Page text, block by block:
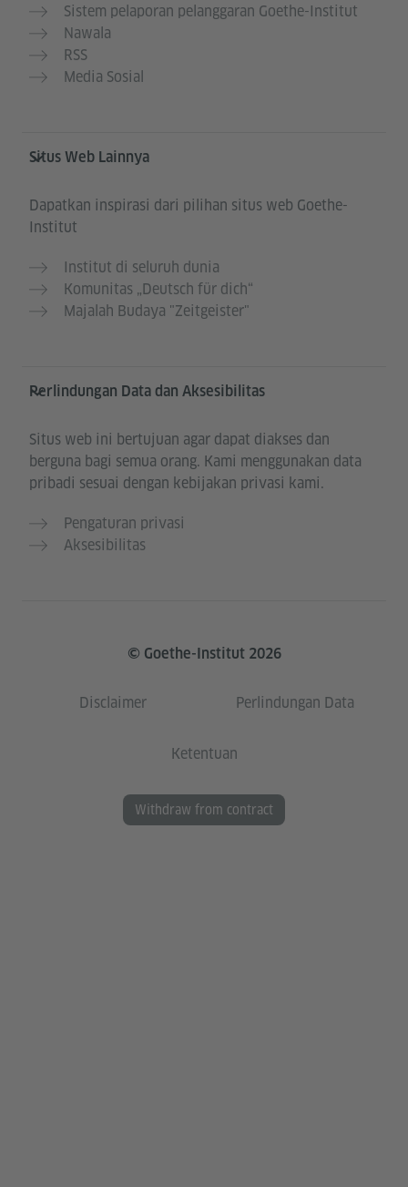
Sistem pelaporan pelanggaran Goethe-Institut
Nawala
RSS
Media Sosial
Situs Web Lainnya
Dapatkan inspirasi dari pilihan situs web Goethe-
Institut
Institut di seluruh dunia
Komunitas „Deutsch für dich“
Majalah Budaya "Zeitgeister"
Perlindungan Data dan Aksesibilitas
Situs web ini bertujuan agar dapat diakses dan
berguna bagi semua orang. Kami menggunakan data
pribadi sesuai dengan kebijakan privasi kami.
Pengaturan privasi
Aksesibilitas
© Goethe-Institut 2026
Disclaimer Perlindungan Data
Ketentuan
Withdraw from contract